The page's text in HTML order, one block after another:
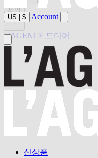
US $ Account
신상품
세일
L'AGENCE 드디어